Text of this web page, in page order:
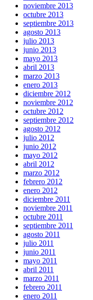
noviembre 2013
octubre 2013
septiembre 2013
agosto 2013
julio 2013
junio 2013
mayo 2013
abril 2013
marzo 2013
enero 2013
diciembre 2012
noviembre 2012
octubre 2012
septiembre 2012
agosto 2012
julio 2012
junio 2012
mayo 2012
abril 2012
marzo 2012
febrero 2012
enero 2012
diciembre 2011
noviembre 2011
octubre 2011
septiembre 2011
agosto 2011
julio 2011
junio 2011
mayo 2011
abril 2011
marzo 2011
febrero 2011
enero 2011